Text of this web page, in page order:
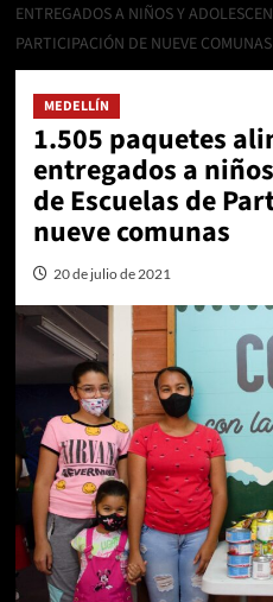
ENTREGADOS A NIÑOS Y
PARTICIPACIÓN DE NUEVE COMUNAS
MEDELLÍN
1.505 paquetes
entregados a
de Escuelas de
nueve comunas
20 de julio de 2021